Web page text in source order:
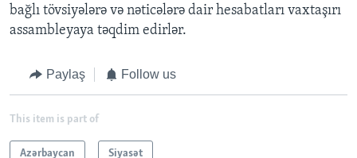
bağlı tövsiyələrə və nəticələrə dair hesabatları vaxtaşırı
assambleyaya təqdim edirlər.
Paylaş Follow us
This item is part of
Azərbaycan Siyasət